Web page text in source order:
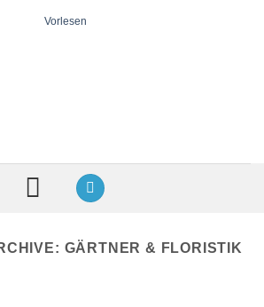
Vorlesen
GÄRTNER & FLORISTIK